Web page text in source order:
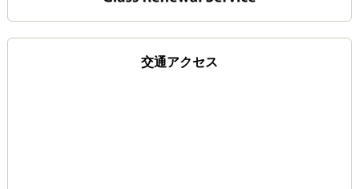
交通アクセス